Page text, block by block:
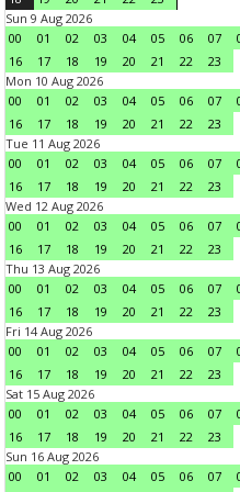
Sun 9 Aug 2026
00
01 02 03 04 05 06 07
16
17 18 19 20 21 22
23
Mon 10 Aug 2026
00
01 02 03 04 05 06 07
16
17 18 19 20 21 22
23
Tue 11 Aug 2026
00
01 02 03 04 05 06 07
16
17 18 19 20 21 22
23
Wed 12 Aug 2026
00
01 02 03 04 05 06 07
16
17 18 19 20 21 22
23
Thu 13 Aug 2026
00
01 02 03 04 05 06 07
16
17 18 19 20 21 22
23
Fri 14 Aug 2026
00
01 02 03 04 05 06 07
16
17 18 19 20 21 22
23
Sat 15 Aug 2026
00
01 02 03 04 05 06 07
16
17 18 19 20 21 22
23
Sun 16 Aug 2026
00
01 02 03 04 05 06 07